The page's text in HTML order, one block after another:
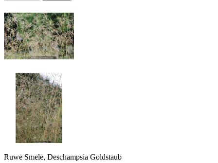
Ruwe Smele, Deschampsia Goldstaub